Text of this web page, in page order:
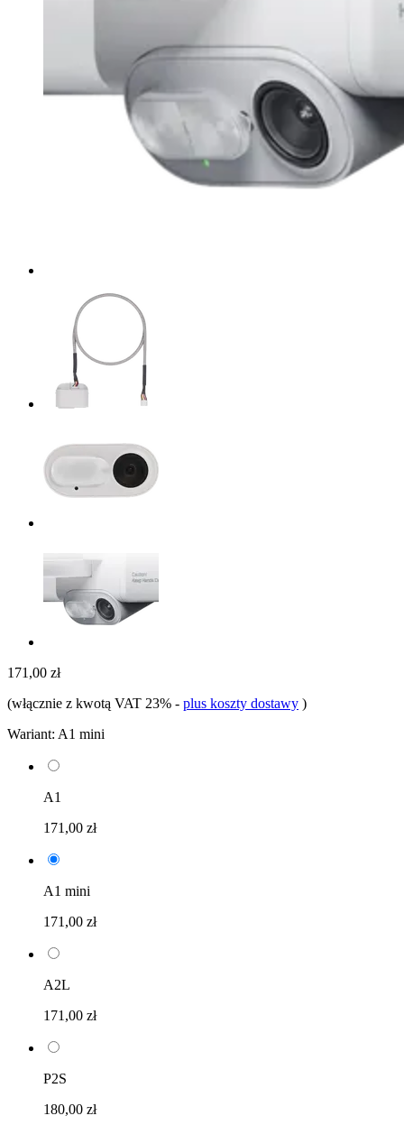
171,00 zł
(włącznie z kwotą VAT 23% - plus koszty dostawy )
Wariant: A1 mini
A1
171,00 zł
A1 mini
171,00 zł
A2L
171,00 zł
P2S
180,00 zł